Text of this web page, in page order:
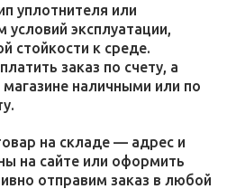
уплотнителя или
условий эксплуатации,
стойкости к среде.
заказ по счету, а
наличными или по
на складе — адрес и
на сайте или оформить
отправим заказ в любой